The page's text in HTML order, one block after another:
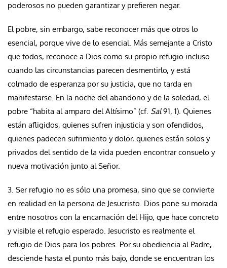
poderosos no pueden garantizar y prefieren negar.
El pobre, sin embargo, sabe reconocer más que otros lo
esencial, porque vive de lo esencial. Más semejante a Cristo
que todos, reconoce a Dios como su propio refugio incluso
cuando las circunstancias parecen desmentirlo, y está
colmado de esperanza por su justicia, que no tarda en
manifestarse. En la noche del abandono y de la soledad, el
pobre “habita al amparo del Altísimo” (cf. Sal91, 1). Quienes
están afligidos, quienes sufren injusticia y son ofendidos,
quienes padecen sufrimiento y dolor, quienes están solos y
privados del sentido de la vida pueden encontrar consuelo y
nueva motivación junto al Señor.
3. Ser refugio no es sólo una promesa, sino que se convierte
en realidad en la persona de Jesucristo. Dios pone su morada
entre nosotros con la encarnación del Hijo, que hace concreto
y visible el refugio esperado. Jesucristo es realmente el
refugio de Dios para los pobres. Por su obediencia al Padre,
desciende hasta el punto más bajo, donde se encuentran los